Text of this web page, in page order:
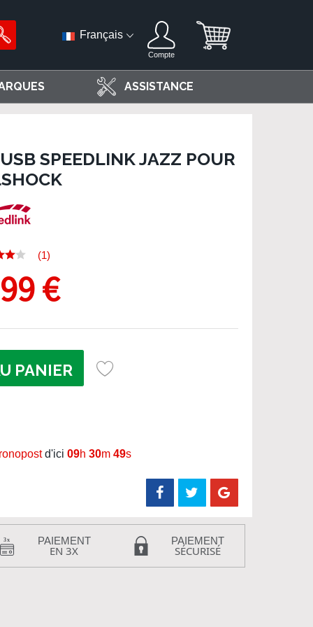
Français
Compte
ASSISTANCE
SPEEDLINK JAZZ POUR
(1)
€
PANIER
d'ici 09h 30m 48s
PAIEMENT
EN 3X
PAIEMENT
SÉCURISÉ